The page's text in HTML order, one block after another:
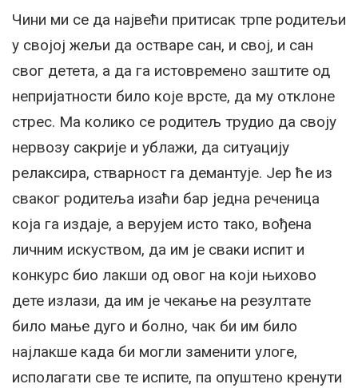
Чини ми се да највећи притисак трпе родитељи
у својој жељи да остваре сан, и свој, и сан
свог детета, а да га истовремено заштите од
непријатности било које врсте, да му отклоне
стрес. Ма колико се родитељ трудио да своју
нервозу сакрије и ублажи, да ситуацију
релаксира, стварност га демантује. Јер ће из
сваког родитеља изаћи бар једна реченица
која га издаје, а верујем исто тако, вођена
личним искуством, да им је сваки испит и
конкурс био лакши од овог на који њихово
дете излази, да им је чекање на резултате
било мање дуго и болно, чак би им било
најлакше када би могли заменити улоге,
исполагати све те испите, па опуштено кренути